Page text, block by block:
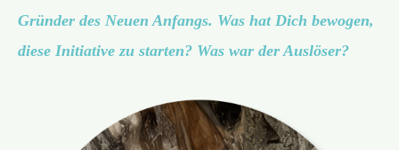
Gründer des Neuen Anfangs. Was hat Dich bewogen,
diese Initiative zu starten? Was war der Auslöser?